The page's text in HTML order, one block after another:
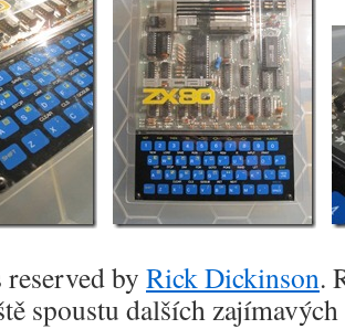
by Rick Dickinson.
spoustu dalších